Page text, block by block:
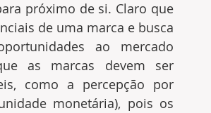
próximo de si. Claro que
de uma marca e busca
ao mercado
as marcas devem ser
como a percepção por
monetária), pois os